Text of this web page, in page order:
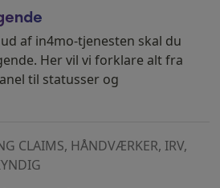
af in4mo-tjenesten skal du
Her vil vi forklare alt fra
til statusser og
CLAIMS, HÅNDVÆRKER, IRV,